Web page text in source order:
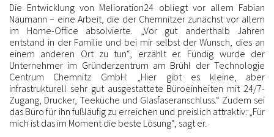
Die Entwicklung von Melioration24 obliegt vor allem Fabian
Naumann – eine Arbeit, die der Chemnitzer zunächst vor allem
im Home-Office absolvierte. „Vor gut anderthalb Jahren
entstand in der Familie und bei mir selbst der Wunsch, dies an
einem anderen Ort zu tun“, erzählt er. Fündig wurde der
Unternehmer im Gründerzentrum am Brühl der Technologie
Centrum Chemnitz GmbH: „Hier gibt es kleine, aber
infrastrukturell sehr gut ausgestattete Büroeinheiten mit 24/7-
Zugang, Drucker, Teeküche und Glasfaseranschluss.“ Zudem sei
das Büro für ihn fußläufig zu erreichen und preislich attraktiv: „Für
mich ist das im Moment die beste Lösung“, sagt er.